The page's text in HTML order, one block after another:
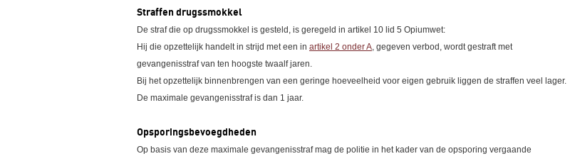
Straffen drugssmokkel
De straf die op drugssmokkel is gesteld, is geregeld in artikel 10 lid 5 Opiumwet:
Hij die opzettelijk handelt in strijd met een in artikel 2 onder A, gegeven verbod, wordt gestraft met
gevangenisstraf van ten hoogste twaalf jaren.
Bij het opzettelijk binnenbrengen van een geringe hoeveelheid voor eigen gebruik liggen de straffen veel lager.
De maximale gevangenisstraf is dan 1 jaar.
Opsporingsbevoegdheden
Op basis van deze maximale gevangenisstraf mag de politie in het kader van de opsporing vergaande